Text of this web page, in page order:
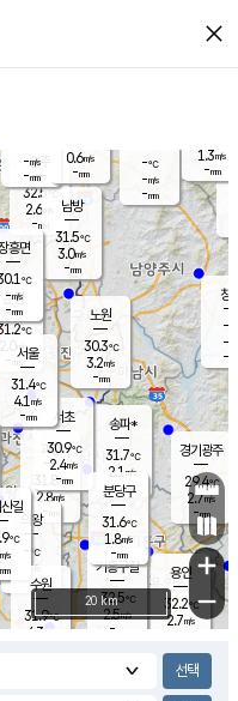
close
양주
32.5℃
2.6
-mm
과천
31.8℃
2.8m/s
- mm
용인
32.2℃
2.7m/s
경기광주
29.4℃
2.7m/s
-mm
-℃
-m/s
-mm
창
-
-m/
-
1.3m/s
-mm
의왕
- ℃
m/s
mm
은평
℃
2.0 m/s
- mm
노원
30.3℃
3.2m/s
-mm
송파*
31.7℃
2.1 m/s
-mm
서초
30.9℃
2.4m/s
-mm
남방
31.5℃
3.0m/s
-mm
기흥구갈
32.5℃
2.5m/s
-
길
℃
s
mm
분당구
31.6℃
1.8m/s
-mm
흥면
℃
-m/s
-mm
-m/s
-mm
수원
31.9℃
4.3 m/s
서울
31.4℃
4.1 m/s
-mm
0.6m/s
-mm
+
−
20 km